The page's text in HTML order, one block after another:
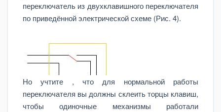
переключатель из двухклавишного переключателя
по приведённой электрической схеме (Рис. 4).
Но учтите , что для нормальной работы
переключателя вы должны склеить торцы клавиш,
чтобы одиночные механизмы работали